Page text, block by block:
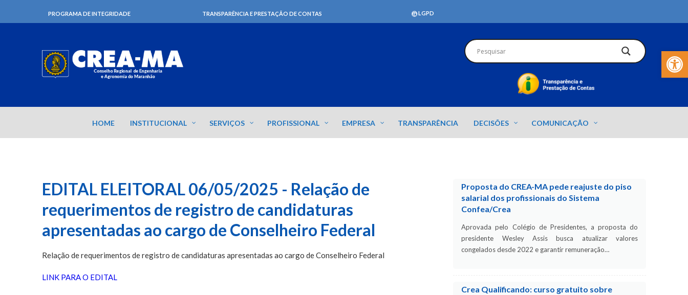
Barra de
PROGRAMA DE INTEGRIDADE TRANSPARÊNCIA E PRESTAÇÃO DE CONTAS LGPD
HOME INSTITUCIONAL SERVIÇOS PROFISSIONAL EMPRESA TRANSPARÊNCIA DECISÕES COMUNICAÇÃO
EDITAL ELEITORAL 06/05/2025 - Relação de
requerimentos de registro de candidaturas
apresentadas ao cargo de Conselheiro Federal
Relação de requerimentos de registro de candidaturas apresentadas ao cargo de Conselheiro Federal
LINK PARA O EDITAL
Proposta do CREA-MA pede reajuste do piso
salarial dos profissionais do Sistema
Confea/Crea
Aprovada pelo Colégio de Presidentes, a proposta do
presidente Wesley Assis busca atualizar valores
congelados desde 2022 e garantir remuneração…
Crea Qualificando: curso gratuito sobre